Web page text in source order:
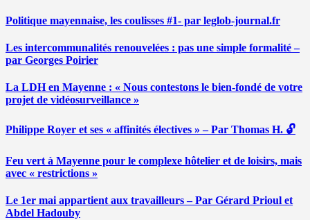
Politique mayennaise, les coulisses #1- par leglob-journal.fr
Les intercommunalités renouvelées : pas une simple formalité –
par Georges Poirier
La LDH en Mayenne : « Nous contestons le bien-fondé de votre
projet de vidéosurveillance »
Philippe Royer et ses « affinités électives » – Par Thomas H. 🔓
Feu vert à Mayenne pour le complexe hôtelier et de loisirs, mais
avec « restrictions »
Le 1er mai appartient aux travailleurs – Par Gérard Prioul et
Abdel Hadouby